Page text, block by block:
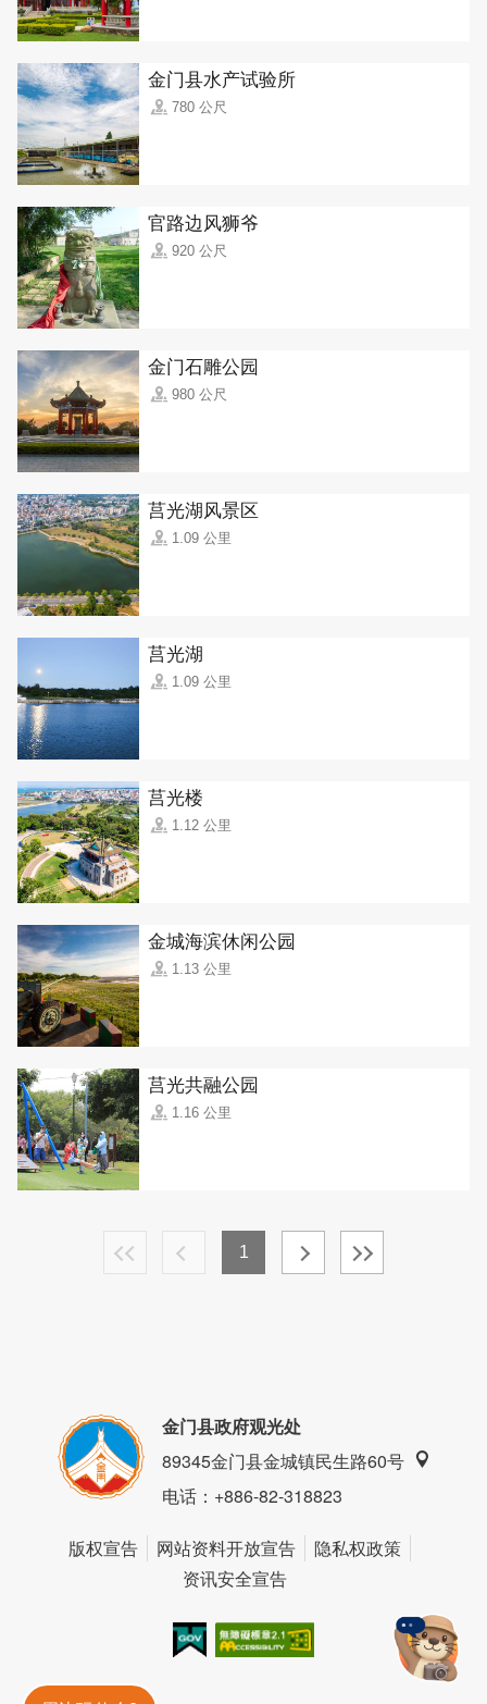
金门县水产试验所
780 公尺
官路边风狮爷
920 公尺
金门石雕公园
980 公尺
莒光湖风景区
1.09 公里
莒光湖
1.09 公里
莒光楼
1.12 公里
金城海滨休闲公园
1.13 公里
莒光共融公园
1.16 公里
1
金门县政府观光处
89345金门县金城镇民生路60号
电话：+886-82-318823
版权宣告 网站资料开放宣告
隐私权政策
资讯安全宣告